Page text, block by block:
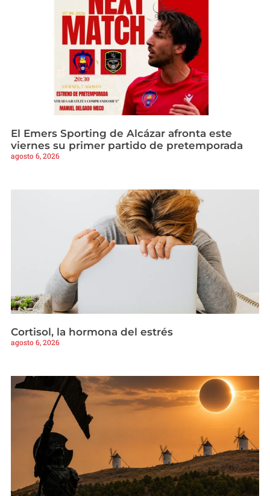
El Emers Sporting de Alcázar afronta este
viernes su primer partido de pretemporada
agosto 6, 2026
Cortisol, la hormona del estrés
agosto 6, 2026